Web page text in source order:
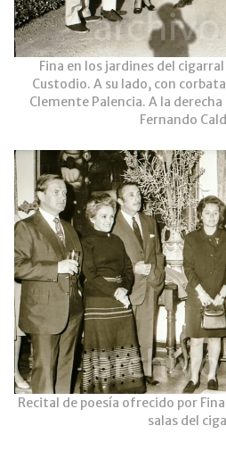
Fina en los jardines del
Custodio. A su lado, con
Clemente Palencia. A la
Fernando
Recital de poesía ofrecido por
salas del